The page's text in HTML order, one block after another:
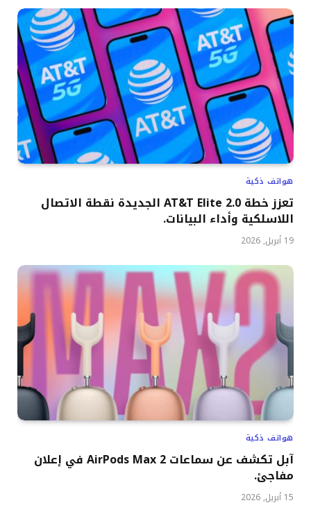
هواتف ذكية
تعزز خطة AT&T Elite 2.0 الجديدة نقطة الاتصال
اللاسلكية وأداء البيانات.
19 أبريل, 2026
هواتف ذكية
آبل تكشف عن سماعات AirPods Max 2 في إعلان
مفاجئ.
15 أبريل, 2026